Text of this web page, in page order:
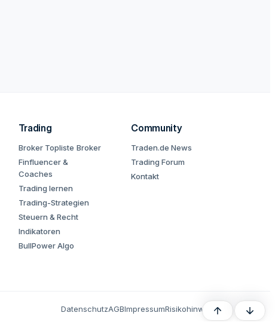
Trading
Broker Topliste Broker
Finfluencer &
Coaches
Trading lernen
Trading-Strategien
Steuern & Recht
Indikatoren
BullPower Algo
Community
Traden.de News
Trading Forum
Kontakt
DatenschutzAGBImpressumRisikohinweisOben Unten